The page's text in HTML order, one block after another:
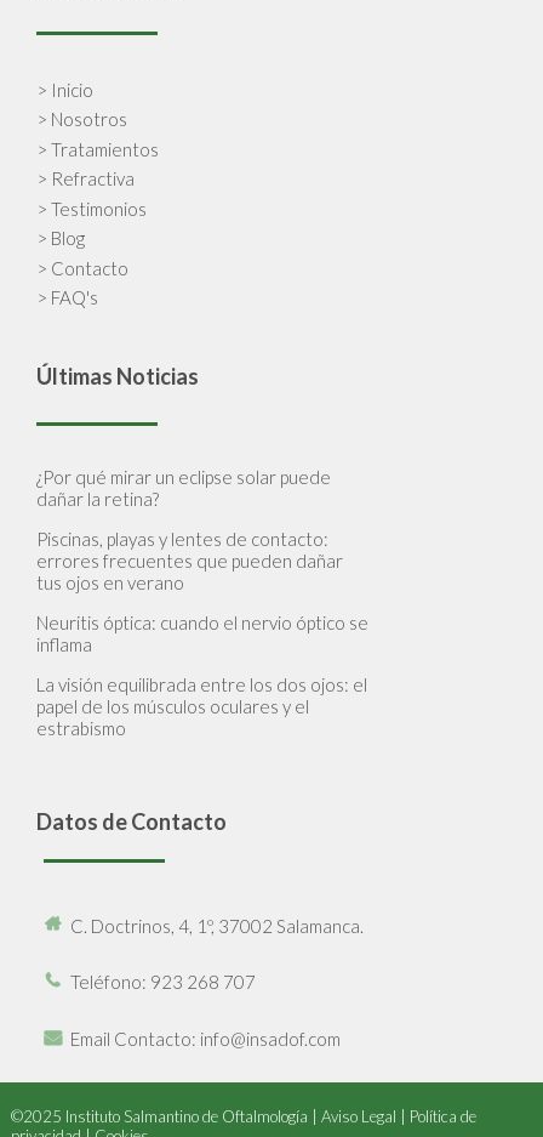
> Inicio
> Nosotros
> Tratamientos
> Refractiva
> Testimonios
> Blog
> Contacto
> FAQ's
Últimas Noticias
¿Por qué mirar un eclipse solar puede
dañar la retina?
Piscinas, playas y lentes de contacto:
errores frecuentes que pueden dañar
tus ojos en verano
Neuritis óptica: cuando el nervio óptico se
inflama
La visión equilibrada entre los dos ojos: el
papel de los músculos oculares y el
estrabismo
Datos de Contacto
C. Doctrinos, 4, 1º, 37002 Salamanca.
Teléfono: 923 268 707
Email Contacto: info@insadof.com
©2025 Instituto Salmantino de Oftalmología | Aviso Legal
Política de